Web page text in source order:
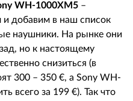
WH -1000XM5 –
и добавим в наш список
наушники. На рынке они
но к настоящему
снизиться (в
300 – 350 €, а Sony WH-
всего за 199 €). Так что